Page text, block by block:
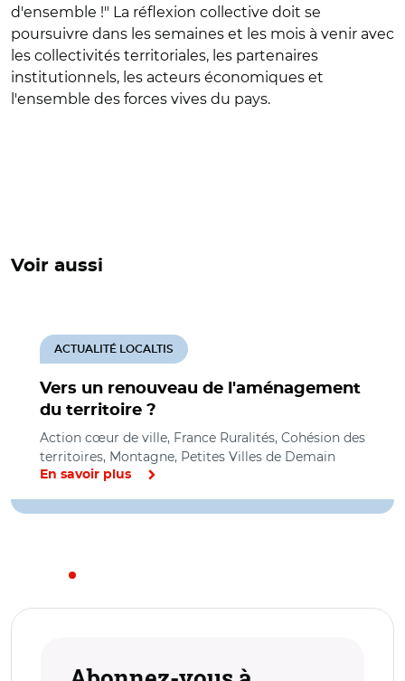
d'ensemble !" La réflexion collective doit se
poursuivre dans les semaines et les mois à venir avec
les collectivités territoriales, les partenaires
institutionnels, les acteurs économiques et
l'ensemble des forces vives du pays.
Voir aussi
Vers un renouveau de l'aménagement
du territoire ?
ACTUALITÉ LOCALTIS
Action cœur de ville, France Ruralités, Cohésion des
territoires, Montagne, Petites Villes de Demain
En savoir plus